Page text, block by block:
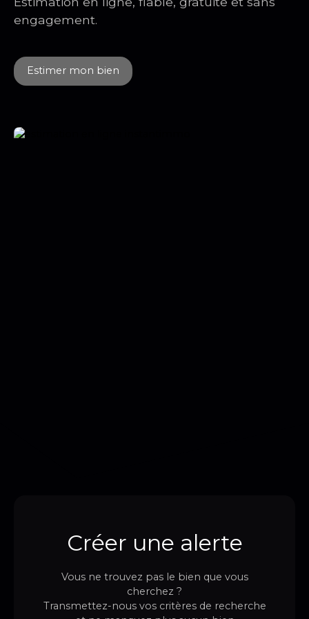
Alfort/Alfortville" - 650 m (8 minutes) BUS 103 -
"Camélias" - 300 m (4 minutes) Commerces- 300
pour les modalités de location !
engagement.
Estimer mon bien
Créer une alerte
Vous ne trouvez pas le bien que vous
cherchez ?
Transmettez-nous vos critères de recherche